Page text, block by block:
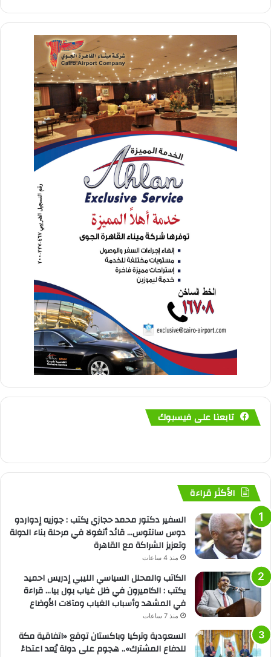
تابعنا على فيسبوك
الأكثر قراءة
السفير دكتور محمد حجازي يكتب : جوزيه إدواردو
دوس سانتوس… قائد أنغولا في مرحلة بناء الدولة
وتعزيز الشراكة مع القاهرة
منذ 4 ساعات
الكاتب والمحلل السياسي الليبي إدريس احميد
يكتب : الكاميرون في ظل غياب بول بيا… قراءة
في المشهد وأسباب الغياب ومآلات الأوضاع
منذ 7 ساعات
السعودية وتركيا وباكستان توقع «اتفاقية مكة
للدفاع المشترك».. هجوم على دولة يُعد اعتداءً